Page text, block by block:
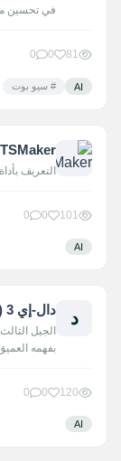
81
0
0
AI # سيو بوت
التعريف بأداة TTSMaker المجانية تعتبر منصة TTSMaker...
101
0
0
AI
د دال-إي 3 (DALL-E 3)
بفهمه
120
0
0
AI